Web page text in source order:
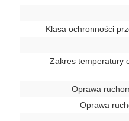
Klasa ochronności
Zakres temperatury
Oprawa
Oprawa